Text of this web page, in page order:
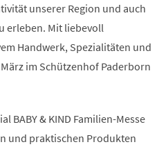
unserer Region und auch
erleben. Mit liebevoll
Handwerk, Spezialitäten und
im Schützenhof Paderborn
BABY & KIND Familien-Messe
und praktischen Produkten